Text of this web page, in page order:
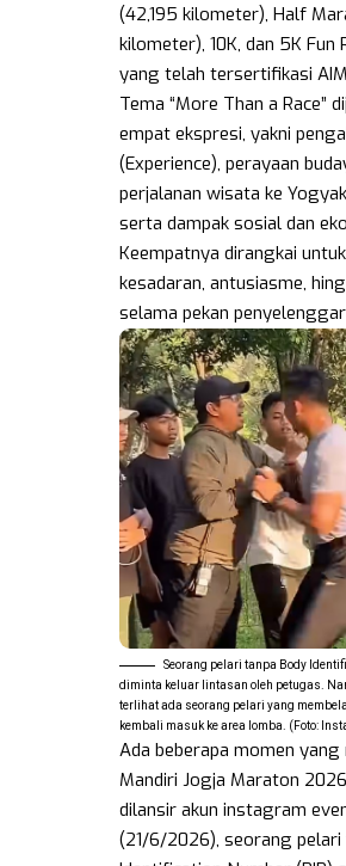
(42,195 kilometer), Half
kilometer), 10K, dan 5K Fun
yang telah tersertifikasi
Tema “More Than a Race”
empat ekspresi, yakni
(Experience), perayaan
perjalanan wisata ke
serta dampak sosial dan
Keempatnya dirangkai
kesadaran, antusiasme,
selama pekan
Seorang pelari tanpa Body
diminta keluar lintasan oleh petugas.
terlihat ada seorang pelari yang
kembali masuk ke area lomba. (Foto:
Ada beberapa momen
Mandiri Jogja Maraton
dilansir akun instagram
(21/6/2026), seorang pelari